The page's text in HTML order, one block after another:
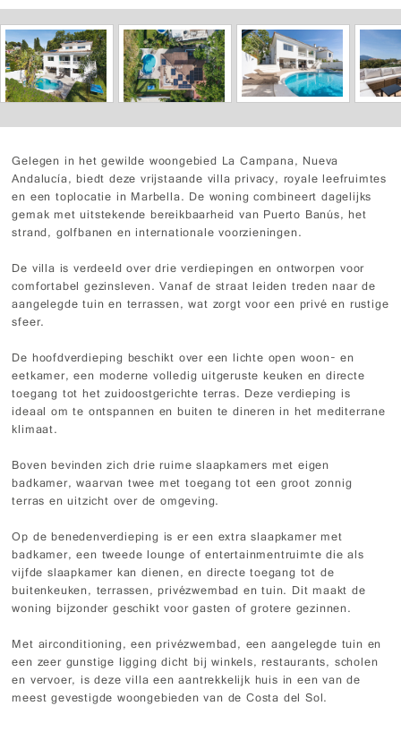
Gelegen in het gewilde woongebied La Campana, Nueva
Andalucía, biedt deze vrijstaande villa privacy, royale leefruimtes
en een toplocatie in Marbella. De woning combineert dagelijks
gemak met uitstekende bereikbaarheid van Puerto Banús, het
strand, golfbanen en internationale voorzieningen.
De villa is verdeeld over drie verdiepingen en ontworpen voor
comfortabel gezinsleven. Vanaf de straat leiden treden naar de
aangelegde tuin en terrassen, wat zorgt voor een privé en rustige
sfeer.
De hoofdverdieping beschikt over een lichte open woon- en
eetkamer, een moderne volledig uitgeruste keuken en directe
toegang tot het zuidoostgerichte terras. Deze verdieping is
ideaal om te ontspannen en buiten te dineren in het mediterrane
klimaat.
Boven bevinden zich drie ruime slaapkamers met eigen
badkamer, waarvan twee met toegang tot een groot zonnig
terras en uitzicht over de omgeving.
Op de benedenverdieping is er een extra slaapkamer met
badkamer, een tweede lounge of entertainmentruimte die als
vijfde slaapkamer kan dienen, en directe toegang tot de
buitenkeuken, terrassen, privézwembad en tuin. Dit maakt de
woning bijzonder geschikt voor gasten of grotere gezinnen.
Met airconditioning, een privézwembad, een aangelegde tuin en
een zeer gunstige ligging dicht bij winkels, restaurants, scholen
en vervoer, is deze villa een aantrekkelijk huis in een van de
meest gevestigde woongebieden van de Costa del Sol.